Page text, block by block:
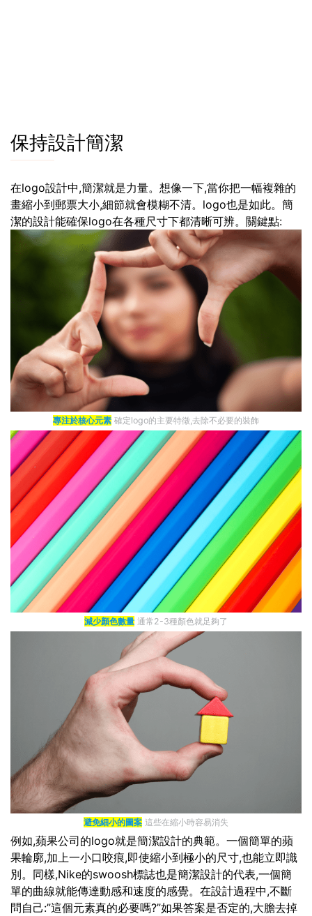
保持設計簡潔
在logo設計中,簡潔就是力量。想像一下,當你把一幅複雜的
畫縮小到郵票大小,細節就會模糊不清。logo也是如此。簡
潔的設計能確保logo在各種尺寸下都清晰可辨。關鍵點:
專注於核心元素 確定logo的主要特徵,去除不必要的裝飾
減少顏色數量 通常2-3種顏色就足夠了
避免細小的圖案 這些在縮小時容易消失
例如,蘋果公司的logo就是簡潔設計的典範。一個簡單的蘋
果輪廓,加上一小口咬痕,即使縮小到極小的尺寸,也能立即識
別。同樣,Nike的swoosh標誌也是簡潔設計的代表,一個簡
單的曲線就能傳達動感和速度的感覺。在設計過程中,不斷
問自己:”這個元素真的必要嗎?”如果答案是否定的,大膽去掉